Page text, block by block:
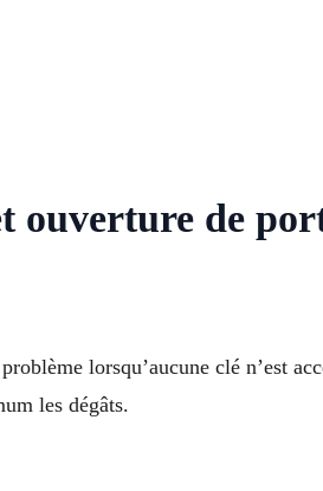
ouverture de
lorsqu’aucune clé n’est
les dégâts.